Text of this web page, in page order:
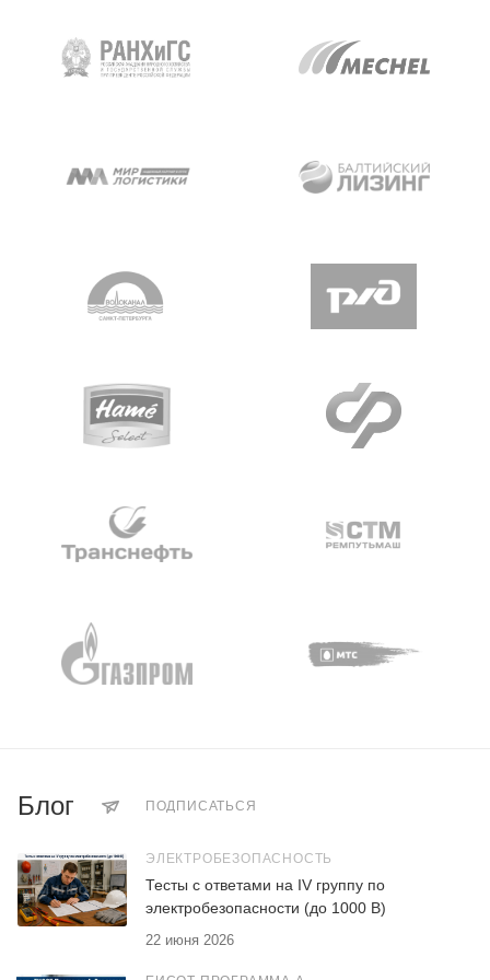
Блог ПОДПИСАТЬСЯ
ЭЛЕКТРОБЕЗОПАСНОСТЬ
22 июня 2026
Тесты с ответами на IV группу по
электробезопасности (до 1000 В)